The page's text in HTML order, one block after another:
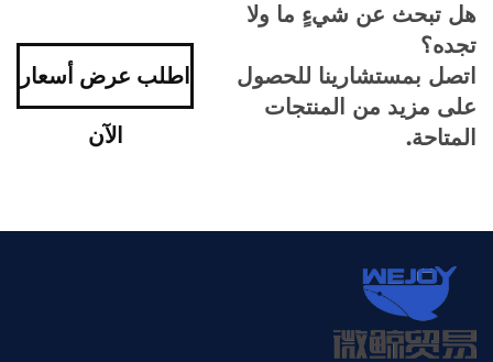
هل تبحث عن شيءٍ ما ولا
تجده؟
اتصل بمستشارينا للحصول
على مزيد من المنتجات
المتاحة.
اطلب عرض أسعار
الآن